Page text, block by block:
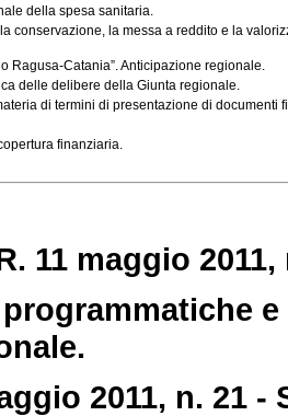
della spesa sanitaria.
conservazione, la messa a reddito e la
Ragusa-Catania”. Anticipazione regionale.
delle delibere della Giunta regionale.
di termini di presentazione di documenti
finanziaria.
11 maggio 2011,
2011, n. 21 -